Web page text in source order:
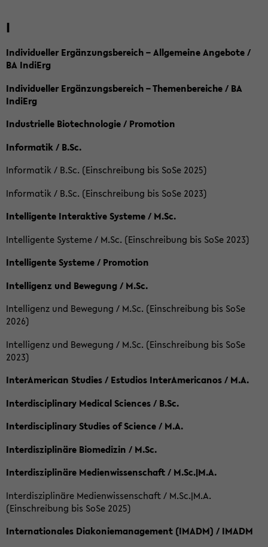
I
Individueller Ergänzungsbereich – Allgemeine Angebote /
BA IndiErg
Individueller Ergänzungsbereich – Themenbereiche / BA
IndiErg
Industrielle Biotechnologie / Promotion
Informatik / B.Sc.
Informatik / B.Sc. (Einschreibung bis SoSe 2025)
Informatik / B.Sc. (Einschreibung bis SoSe 2023)
Intelligente Interaktive Systeme / M.Sc.
Intelligente Systeme / M.Sc. (Einschreibung bis SoSe 2023)
Intelligente Systeme / Promotion
Intelligenz und Bewegung / M.Sc.
Intelligenz und Bewegung / M.Sc. (Einschreibung bis SoSe
2026)
Intelligenz und Bewegung / M.Sc. (Einschreibung bis SoSe
2023)
InterAmerican Studies / Estudios InterAmericanos / M.A.
Interdisciplinary Medical Sciences / B.Sc.
Interdisciplinary Studies of Science / M.A.
Interdisziplinäre Biomedizin / M.Sc.
Interdisziplinäre Medienwissenschaft / M.Sc.|M.A.
Interdisziplinäre Medienwissenschaft / M.Sc.|M.A.
(Einschreibung bis SoSe 2025)
Internationales Diakoniemanagement (IMADM) / IMADM